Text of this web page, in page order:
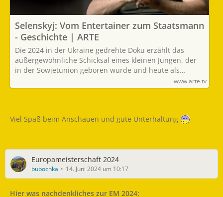
Selenskyj: Vom Entertainer zum Staatsmann
- Geschichte | ARTE
Die 2024 in der Ukraine gedrehte Doku erzählt das
außergewöhnliche Schicksal eines kleinen Jungen, der
in der Sowjetunion geboren wurde und heute als…
www.arte.tv
Viel Spaß beim Anschauen und gute Unterhaltung
Europameisterschaft 2024
bubochka 14. Juni 2024 um 10:17
Hier was nachdenkliches zur EM 2024: